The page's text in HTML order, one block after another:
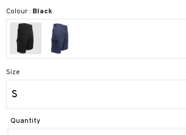
Colour : Black
Size
S
Quantity